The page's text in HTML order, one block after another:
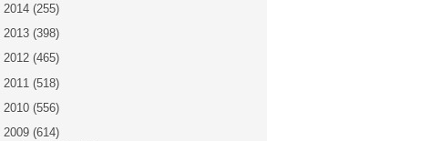
2014 (255)
2013 (398)
2012 (465)
2011 (518)
2010 (556)
2009 (614)